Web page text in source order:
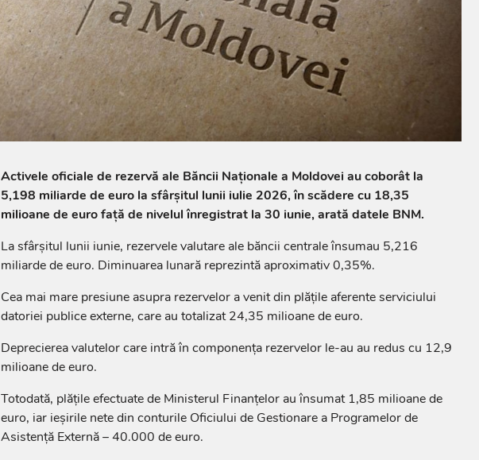
Activele oficiale de rezervă ale Băncii Naționale a Moldovei au coborât la
5,198 miliarde de euro la sfârșitul lunii iulie 2026, în scădere cu 18,35
milioane de euro față de nivelul înregistrat la 30 iunie, arată datele BNM.
La sfârșitul lunii iunie, rezervele valutare ale băncii centrale însumau 5,216
miliarde de euro. Diminuarea lunară reprezintă aproximativ 0,35%.
Cea mai mare presiune asupra rezervelor a venit din plățile aferente serviciului
datoriei publice externe, care au totalizat 24,35 milioane de euro.
Deprecierea valutelor care intră în componența rezervelor le-au au redus cu 12,9
milioane de euro.
Totodată, plățile efectuate de Ministerul Finanțelor au însumat 1,85 milioane de
euro, iar ieșirile nete din conturile Oficiului de Gestionare a Programelor de
Asistență Externă – 40.000 de euro.